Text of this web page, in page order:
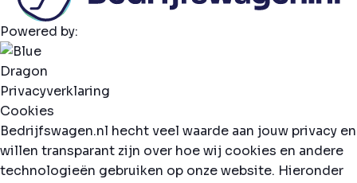
Powered by:
Privacyverklaring
Cookies
Bedrijfswagen.nl hecht veel waarde aan jouw privacy en
willen transparant zijn over hoe wij cookies en andere
technologieën gebruiken op onze website. Hieronder